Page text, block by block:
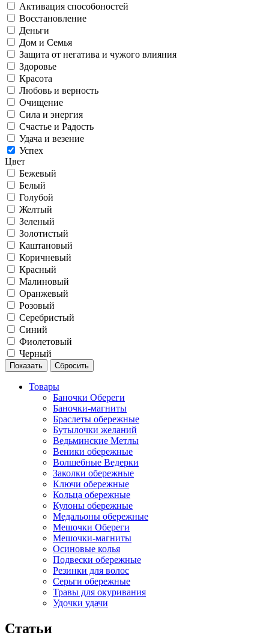
Активация способоностей
Восстановление
Деньги
Дом и Семья
Защита от негатива и чужого влияния
Здоровье
Красота
Любовь и верность
Очищение
Сила и энергия
Счастье и Радость
Удача и везение
Успех
Цвет
Бежевый
Белый
Голубой
Желтый
Зеленый
Золотистый
Каштановый
Коричневый
Красный
Малиновый
Оранжевый
Розовый
Серебристый
Синий
Фиолетовый
Черный
Товары
Баночки Обереги
Баночки-магниты
Браслеты обережные
Бутылочки желаний
Ведьминские Метлы
Веники обережные
Волшебные Ведерки
Заколки обережные
Ключи обережные
Кольца обережные
Кулоны обережные
Медальоны обережные
Мешочки Обереги
Мешочки-магниты
Осиновые колья
Подвески обережные
Резинки для волос
Серьги обережные
Травы для окуривания
Удочки удачи
Статьи